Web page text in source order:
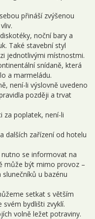
přináší zvýšenou
noční bary a
Také stavební styl
jednotlivými místnostmi.
snídaně, která
a marmeládu.
není-li výslovně uvedeno
později a trvat
za poplatek, není-li
dalších zařízení od hotelu
se informovat na
může být mimo provoz –
u bazénu
setkat s větším
bydlišti zvyklí.
volně ležet potraviny.